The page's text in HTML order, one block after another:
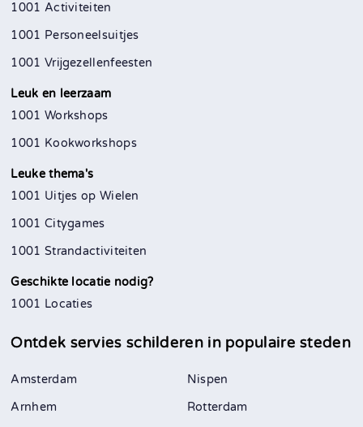
1001 Activiteiten
1001 Personeelsuitjes
1001 Vrijgezellenfeesten
Leuk en leerzaam
1001 Workshops
1001 Kookworkshops
Leuke thema's
1001 Uitjes op Wielen
1001 Citygames
1001 Strandactiviteiten
Geschikte locatie nodig?
1001 Locaties
Ontdek servies schilderen in populaire steden
Amsterdam
Arnhem
Nispen
Rotterdam